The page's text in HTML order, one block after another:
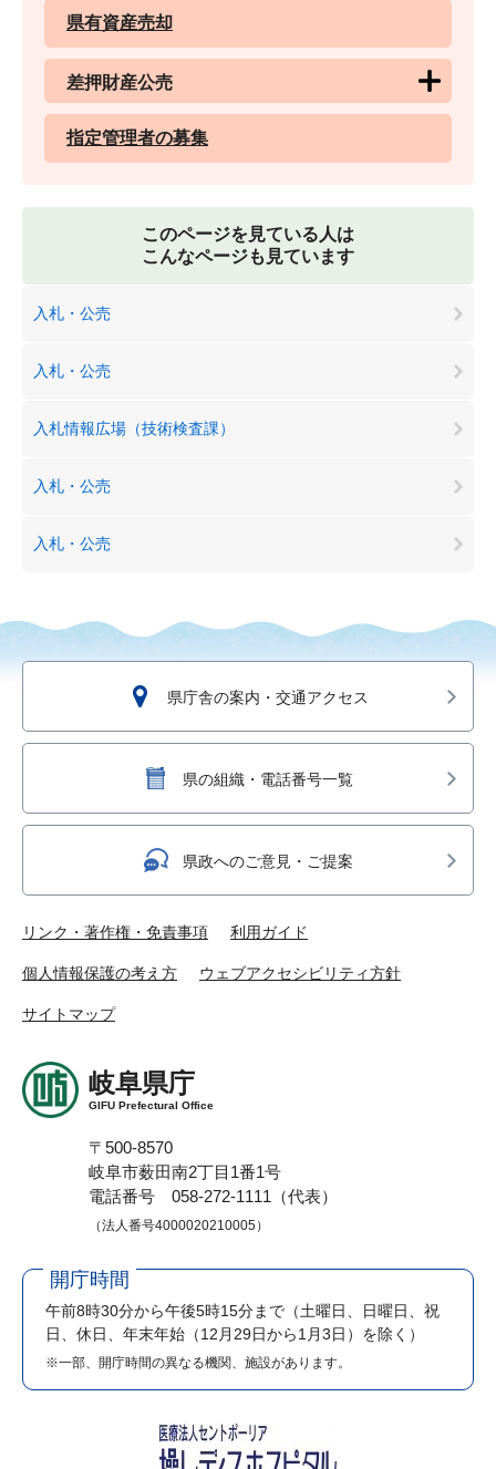
県有資産売却
差押財産公売
指定管理者の募集
このページを見ている人は
こんなページも見ています
入札・公売
入札・公売
入札情報広場（技術検査課）
入札・公売
入札・公売
県庁舎の案内・交通アクセス
県の組織・電話番号一覧
県政へのご意見・ご提案
リンク・著作権・免責事項 利用ガイド
個人情報保護の考え方 ウェブアクセシビリティ方針
サイトマップ
岐阜県庁
GIFU Prefectural Office
〒500-8570
岐阜市薮田南2丁目1番1号
電話番号 058-272-1111（代表）
（法人番号4000020210005）
開庁時間
午前8時30分から午後5時15分まで （土曜日、日曜日、祝
日、休日、年末年始（12月29日から1月3日）を除く）
※一部、開庁時間の異なる機関、施設があります。